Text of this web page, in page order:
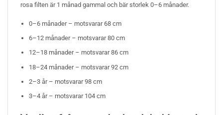
rosa filten är 1 månad gammal och bär storlek 0–6 månader.
0–6 månader – motsvarar 68 cm
6–12 månader – motsvarar 80 cm
12–18 månader – motsvarar 86 cm
18–24 månader – motsvarar 92 cm
2–3 år – motsvarar 98 cm
3–4 år – motsvarar 104 cm